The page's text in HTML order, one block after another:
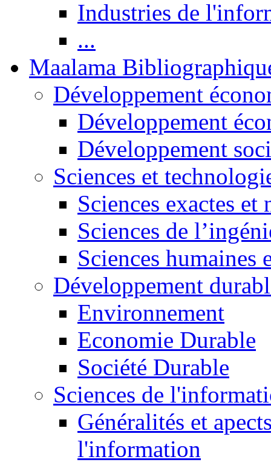
Industries de
...
Maalama
Développement
Développement
Développement
Sciences et
Sciences exactes et
Sciences de
Sciences humaines
Développement
Environnement
Economie Durable
Société Durable
Sciences de
Généralités et
l'information